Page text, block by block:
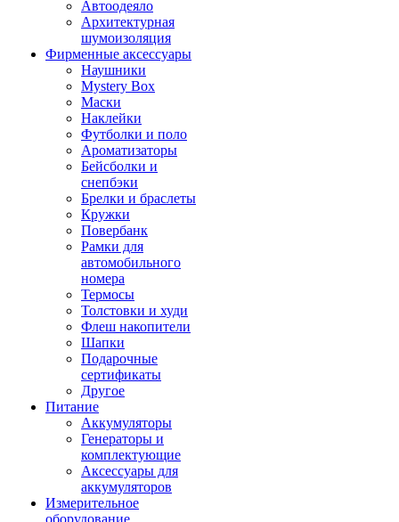
Автоодеяло
Архитектурная
шумоизоляция
Фирменные аксессуары
Наушники
Mystery Box
Маски
Наклейки
Футболки и поло
Ароматизаторы
Бейсболки и
снепбэки
Брелки и браслеты
Кружки
Повербанк
Рамки для
автомобильного
номера
Термосы
Толстовки и худи
Флеш накопители
Шапки
Подарочные
сертификаты
Другое
Питание
Аккумуляторы
Генераторы и
комплектующие
Аксессуары для
аккумуляторов
Измерительное
оборудование